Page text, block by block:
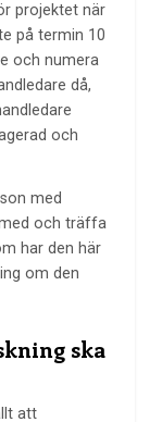
projektet när
på termin 10
och numera
då,
och
med
och träffa
har den här
om den
ska
att